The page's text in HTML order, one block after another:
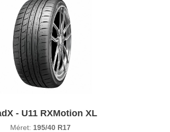
- U11 RXMotion XL
Méret: 195/40 R17